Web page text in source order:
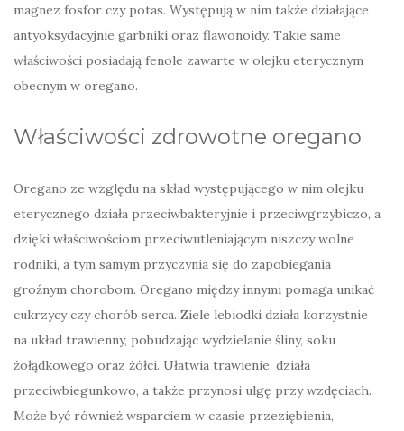
magnez fosfor czy potas. Występują w nim także działające
antyoksydacyjnie garbniki oraz flawonoidy. Takie same
właściwości posiadają fenole zawarte w olejku eterycznym
obecnym w oregano.
Właściwości zdrowotne oregano
Oregano ze względu na skład występującego w nim olejku
eterycznego działa przeciwbakteryjnie i przeciwgrzybiczo, a
dzięki właściwościom przeciwutleniającym niszczy wolne
rodniki, a tym samym przyczynia się do zapobiegania
groźnym chorobom. Oregano między innymi pomaga unikać
cukrzycy czy chorób serca. Ziele lebiodki działa korzystnie
na układ trawienny, pobudzając wydzielanie śliny, soku
żołądkowego oraz żółci. Ułatwia trawienie, działa
przeciwbiegunkowo, a także przynosi ulgę przy wzdęciach.
Może być również wsparciem w czasie przeziębienia,